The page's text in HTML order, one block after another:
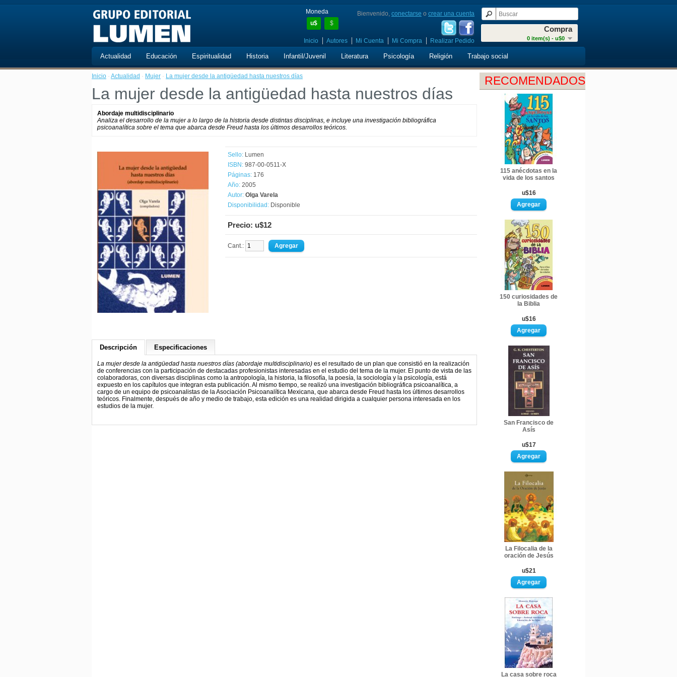
Moneda
u$
$
Compra
0 item(s) - u$0
Bienvenido, conectarse o crear una cuenta
Inicio Autores Mi Cuenta Mi Compra Realizar Pedido
Actualidad Educación Espiritualidad Historia Infantil/Juvenil Literatura Psicología Religión Trabajo social
RECOMENDADOS
115 anécdotas en la
vida de los santos
u$16
150 curiosidades de
la Biblia
u$16
San Francisco de
Asís
u$17
La Filocalia de la
oración de Jesús
u$21
La casa sobre roca
Inicio · Actualidad · Mujer · La mujer desde la antigüedad hasta nuestros días
La mujer desde la antigüedad hasta nuestros días
Abordaje multidisciplinario
Analiza el desarrollo de la mujer a lo largo de la historia desde distintas disciplinas, e incluye una investigación bibliográfica
psicoanalítica sobre el tema que abarca desde Freud hasta los últimos desarrollos teóricos.
Sello: Lumen
ISBN: 987-00-0511-X
Páginas: 176
Año: 2005
Autor: Olga Varela
Disponibilidad: Disponible
Precio: u$12
Cant.:
Descripción Especificaciones
La mujer desde la antigüedad hasta nuestros días (abordaje multidisciplinario) es el resultado de un plan que consistió en la realización
de conferencias con la participación de destacadas profesionistas interesadas en el estudio del tema de la mujer. El punto de vista de las
colaboradoras, con diversas disciplinas como la antropología, la historia, la filosofía, la poesía, la sociología y la psicología, está
expuesto en los capítulos que integran esta publicación. Al mismo tiempo, se realizó una investigación bibliográfica psicoanalítica, a
cargo de un equipo de psicoanalistas de la Asociación Psicoanalítica Mexicana, que abarca desde Freud hasta los últimos desarrollos
teóricos. Finalmente, después de año y medio de trabajo, esta edición es una realidad dirigida a cualquier persona interesada en los
estudios de la mujer.